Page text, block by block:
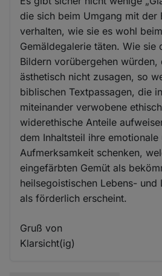
die sich beim Umgang mit der
verhalten, wie sie es wohl
Gemäldegalerie täten. Wie sie
Bildern vorübergehen würden,
ästhetisch nicht zusagen, so
biblischen Textpassagen, die
miteinander verwobene
widerethische Anteile
dem Inhaltsteil ihre emotionale
Aufmerksamkeit schenken,
eingefärbten Gemüt als
heilsegoistischen Lebens- und
als förderlich erscheint.
Gruß von
Klarsicht(ig)